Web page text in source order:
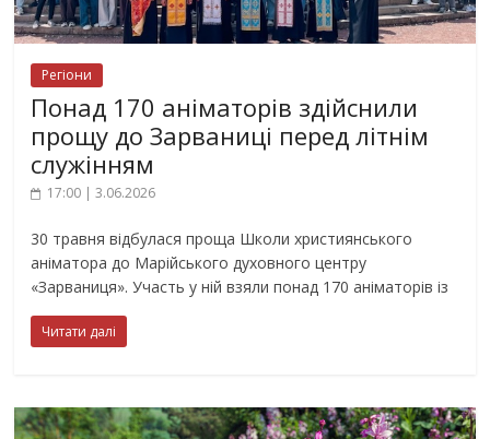
Регіони
Понад 170 аніматорів здійснили
прощу до Зарваниці перед літнім
служінням
17:00 | 3.06.2026
30 травня відбулася проща Школи християнського
аніматора до Марійського духовного центру
«Зарваниця». Участь у ній взяли понад 170 аніматорів із
Читати далі